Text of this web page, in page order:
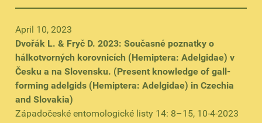
April 10, 2023
Dvořák L. & Fryč D. 2023: Současné poznatky o
hálkotvorných korovnicích (Hemiptera: Adelgidae) v
Česku a na Slovensku. (Present knowledge of gall-
forming adelgids (Hemiptera: Adelgidae) in Czechia
and Slovakia)
Západočeské entomologické listy 14: 8–15, 10-4-2023